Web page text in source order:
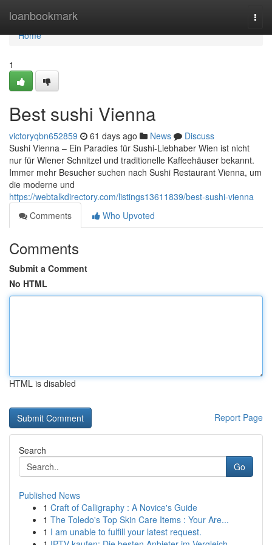
loanbookmark
Home
Home
1
Best sushi Vienna
victoryqbn652859 61 days ago News
Discuss
Sushi Vienna – Ein Paradies für Sushi-Liebhaber Wien ist nicht
nur für Wiener Schnitzel und traditionelle Kaffeehäuser bekannt.
Immer mehr Besucher suchen nach Sushi Restaurant Vienna, um
die moderne und
https://webtalkdirectory.com/listings13611839/best-sushi-vienna
Comments
Who Upvoted
Comments
Submit a Comment
No HTML
HTML is disabled
Report Page
Search
Go
Published News
1 Craft of Calligraphy : A Novice's Guide
1 The Toledo's Top Skin Care Items : Your Are...
1 I am unable to fulfill your latest request.